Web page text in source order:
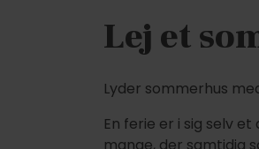
Lej et
Lyder sommerhus
En ferie er i sig selv